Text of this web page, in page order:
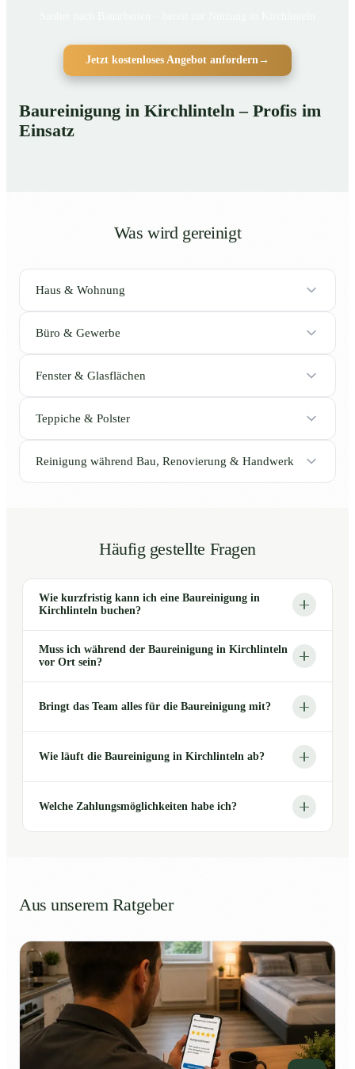
Jetzt kostenloses Angebot anfordern→
Baureinigung in Kirchlinteln – Profis im
Einsatz
Was wird gereinigt
Haus & Wohnung
Büro & Gewerbe
Fenster & Glasflächen
Teppiche & Polster
Reinigung während Bau, Renovierung & Handwerk
Häufig gestellte Fragen
Wie kurzfristig kann ich eine Baureinigung in
Kirchlinteln buchen?
Muss ich während der Baureinigung in Kirchlinteln
vor Ort sein?
Bringt das Team alles für die Baureinigung mit?
Wie läuft die Baureinigung in Kirchlinteln ab?
Welche Zahlungsmöglichkeiten habe ich?
Aus unserem Ratgeber